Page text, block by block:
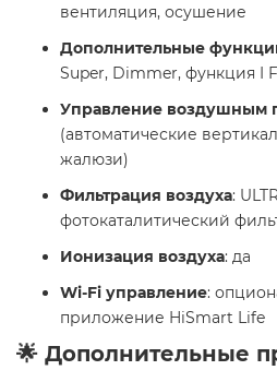
вентиляция, осушение
Дополнительные
Super, Dimmer, функция I
Управление воздушным
(автоматические
жалюзи)
Фильтрация воздуха:
фотокаталитический
Ионизация воздуха: да
Wi-Fi управление:
приложение HiSmart Life
🌟 Дополнительные